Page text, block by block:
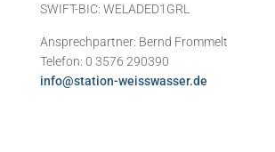
SWIFT-BIC: WELADED1GRL
Ansprechpartner: Bernd Frommelt
Telefon: 0 3576 290390
info@station-weisswasser.de